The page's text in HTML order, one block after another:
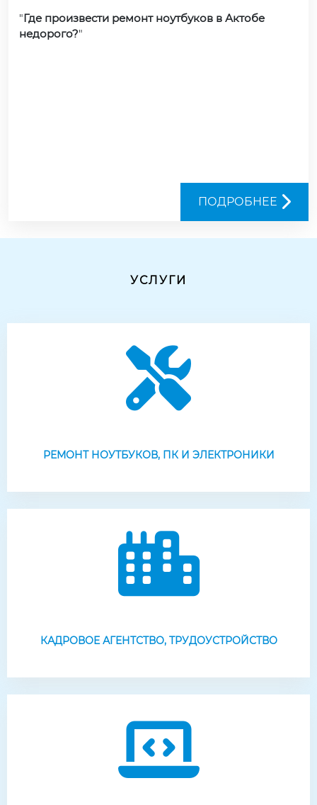
"Где произвести ремонт ноутбуков в Актобе
недорого?"
ПОДРОБНЕЕ
УСЛУГИ
РЕМОНТ НОУТБУКОВ, ПК И ЭЛЕКТРОНИКИ
КАДРОВОЕ АГЕНТСТВО, ТРУДОУСТРОЙСТВО